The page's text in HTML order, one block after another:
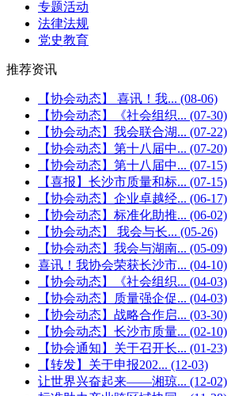
专题活动
法律法规
党史教育
推荐资讯
【协会动态】 喜讯！我... (08-06)
【协会动态】《社会组织... (07-30)
【协会动态】我会联合湖... (07-22)
【协会动态】第十八届中... (07-20)
【协会动态】第十八届中... (07-15)
【喜报】长沙市质量和标... (07-15)
【协会动态】企业卓越经... (06-17)
【协会动态】标准化助推... (06-02)
【协会动态】 我会与长... (05-26)
【协会动态】我会与湖南... (05-09)
喜讯！我协会荣获长沙市... (04-10)
【协会动态】《社会组织... (04-03)
【协会动态】质量强企促... (04-03)
【协会动态】战略合作启... (03-30)
【协会动态】长沙市质量... (02-10)
【协会通知】关于召开长... (01-23)
【转发】关于申报202... (12-03)
让世界兴奋起来——湘琼... (12-02)